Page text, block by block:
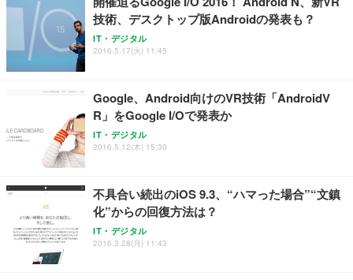
ANDWINT オフィスチェア デスクチェア 肘なし メ
ッシュ 通気性 ランバーサポート付き 腰サポート ガ
ス圧無段階昇降 360度回転 キャスター付き コンパク
【MiniLED/24.5inch/280Hz/FHD】GRAPHT THE S
HOOTER Gaming Monitor 24” Essential ゲーミン
グモニター QD 24.5インチ 1ms FHD 量子ドット 残
アイリスオーヤマ ペットシーツ 超厚型 お徳用 レギ
ュラー 200枚入【Amazon.co.jp限定】
技術、デスクトップ版Androidの発表も？
IT・デジタル
2016.5.17(火) 11:45
Google、Android向けのVR技術「AndroidV
R」をGoogle I/Oで発表か
IT・デジタル
2016.5.12(木) 15:30
不具合い続出のiOS 9.3、“ハマった場合”“文鎮
化”からの回復方法は？
IT・デジタル
2016.3.28(月) 11:43